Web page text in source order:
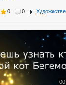
0 0